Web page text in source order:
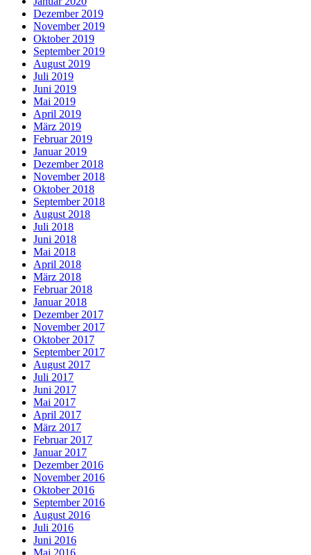
Dezember 2019
November 2019
Oktober 2019
September 2019
August 2019
Juli 2019
Juni 2019
Mai 2019
April 2019
März 2019
Februar 2019
Januar 2019
Dezember 2018
November 2018
Oktober 2018
September 2018
August 2018
Juli 2018
Juni 2018
Mai 2018
April 2018
März 2018
Februar 2018
Januar 2018
Dezember 2017
November 2017
Oktober 2017
September 2017
August 2017
Juli 2017
Juni 2017
Mai 2017
April 2017
März 2017
Februar 2017
Januar 2017
Dezember 2016
November 2016
Oktober 2016
September 2016
August 2016
Juli 2016
Juni 2016